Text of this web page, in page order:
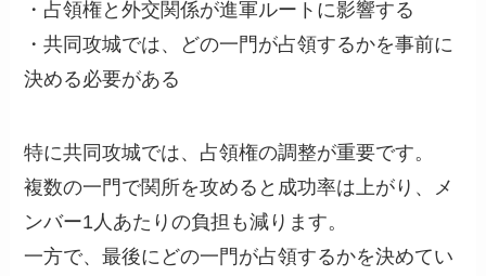
・占領権と外交関係が進軍ルートに影響する
・共同攻城では、どの一門が占領するかを事前に
決める必要がある
特に共同攻城では、占領権の調整が重要です。
複数の一門で関所を攻めると成功率は上がり、メ
ンバー1人あたりの負担も減ります。
一方で、最後にどの一門が占領するかを決めてい